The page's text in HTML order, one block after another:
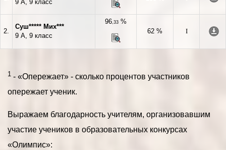
9 А, 9 класс
2.
Суш***** Мих***
9 А, 9 класс
96,33 %
62 %
I
1 - «Опережает» - сколько процентов участников
опережает ученик.
Выражаем благодарность учителям, организовавшим
участие учеников в образовательных конкурсах
«Олимпис»: